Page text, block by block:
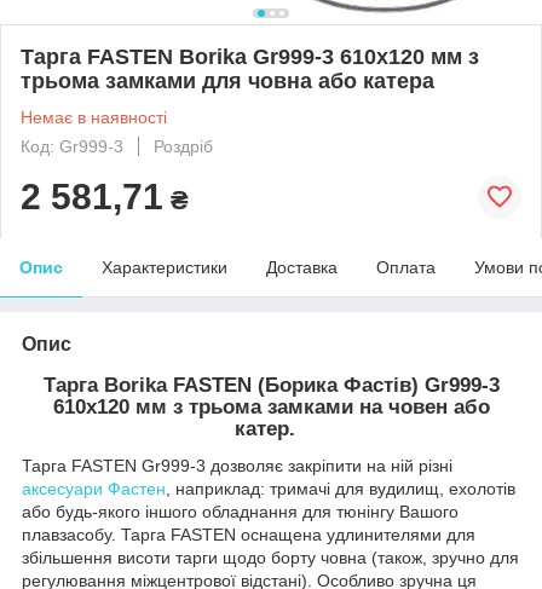
Тарга FASTEN Borika Gr999-3 610х120 мм з
трьома замками для човна або катера
Немає в наявності
Код: Gr999-3
Роздріб
2 581,71 ₴
Опис Характеристики Доставка Оплата Умови
Опис
Тарга Borika FASTEN (Борика Фастів) Gr999-3
610х120 мм з трьома замками на човен або
катер.
Тарга FASTEN Gr999-3 дозволяє закріпити на ній різні
аксесуари Фастен , наприклад: тримачі для вудилищ, ехолотів
або будь-якого іншого обладнання для тюнінгу Вашого
плавзасобу. Тарга FASTEN оснащена удлинителями для
збільшення висоти тарги щодо борту човна (також, зручно для
регулювання міжцентрової відстані). Особливо зручна ця